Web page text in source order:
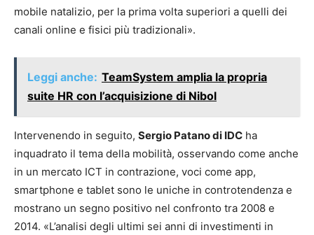
mobile natalizio, per la prima volta superiori a quelli dei
canali online e fisici più tradizionali».
Leggi anche: TeamSystem amplia la propria
suite HR con l’acquisizione di Nibol
Intervenendo in seguito, Sergio Patano di IDC ha
inquadrato il tema della mobilità, osservando come anche
in un mercato ICT in contrazione, voci come app,
smartphone e tablet sono le uniche in controtendenza e
mostrano un segno positivo nel confronto tra 2008 e
2014. «L’analisi degli ultimi sei anni di investimenti in